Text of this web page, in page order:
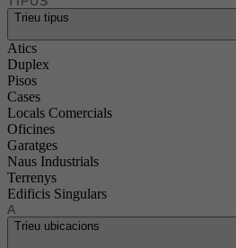
Trieu tipus
Atics
Duplex
Pisos
Cases
Locals Comercials
Oficines
Garatges
Naus Industrials
Terrenys
Edificis Singulars
A
Trieu ubicacions